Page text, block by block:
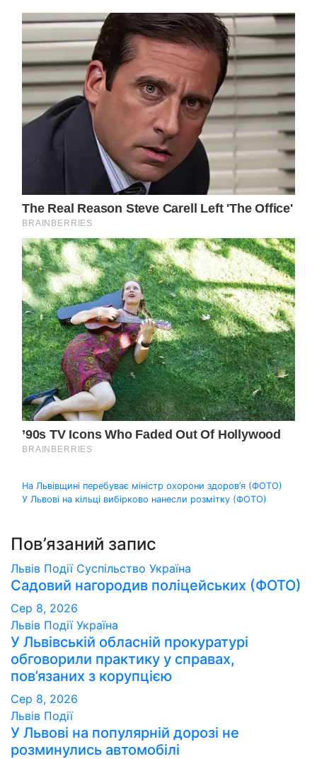
Навігація
На Львівщині перебуває міністр охорони здоров’я (ФОТО)
У Львові на кільці вибірково нанесли розмітку (ФОТО)
Пов’язаний запис
Львів Події Суспільство Україна
Садовий нагородив поліцейських (ФОТО)
Сер 8, 2026
Львів Події Україна
У Львівській обласній прокуратурі
обговорили практику у справах,
пов’язаних з корупцією
Сер 8, 2026
Львів Події
У Львові на популярній дорозі не
розминулись автомобілі